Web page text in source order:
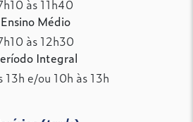
às 11h40
Ensino Médio
às 12h30
Integral
13h e/ou 10h às 13h